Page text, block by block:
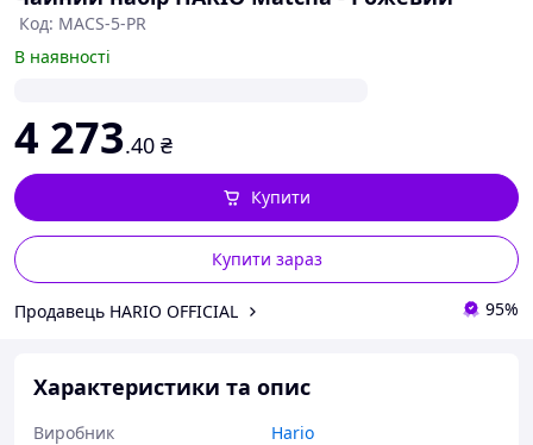
Код: MACS-5-PR
В наявності
4 273.40 ₴
Купити зараз
Купити
Продавець HARIO OFFICIAL 95%
Характеристики та опис
Виробник
Hario